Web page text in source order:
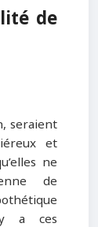
de
seraient
et
ne
de
a ces